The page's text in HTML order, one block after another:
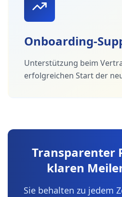
Onboarding-
Unterstützung beim
erfolgreichen Start der
Transparenter
klaren
Sie behalten zu jedem